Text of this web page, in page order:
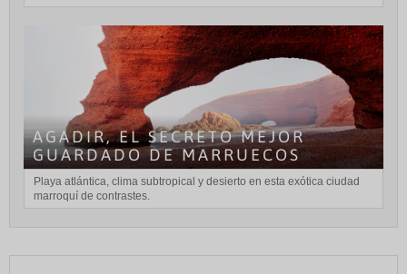
AGADIR, EL SECRETO MEJOR
GUARDADO DE MARRUECOS
Playa atlántica, clima subtropical y desierto en esta exótica ciudad
marroquí de contrastes.